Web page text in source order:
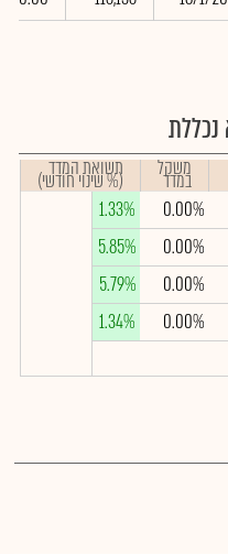
משקל
במדד תשואת המדד
(% שינוי חודשי)
0.00%
1.33%
0.00%
5.85%
0.00%
5.79%
0.00%
1.34%